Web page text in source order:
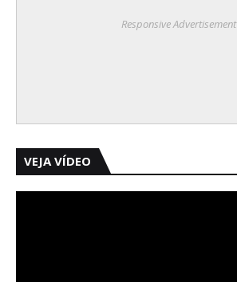
Responsive Advertisement
VEJA VÍDEO